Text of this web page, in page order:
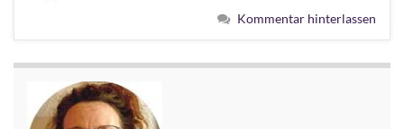
Kommentar hinterlassen